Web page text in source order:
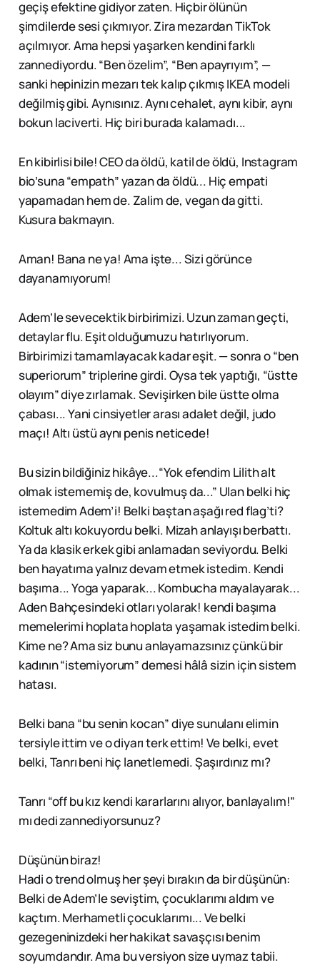
geçiş efektine gidiyor zaten. Hiçbir ölünün
şimdilerde sesi çıkmıyor. Zira mezardan TikTok
açılmıyor. Ama hepsi yaşarken kendini farklı
zannediyordu. “Ben özelim”, “Ben apayrıyım”, —
sanki hepinizin mezarı tek kalıp çıkmış IKEA modeli
değilmiş gibi. Aynısınız. Aynı cehalet, aynı kibir, aynı
bokun laciverti. Hiç biri burada kalamadı...
En kibirlisi bile! CEO da öldü, katil de öldü, Instagram
bio’suna “empath” yazan da öldü... Hiç empati
yapamadan hem de. Zalim de, vegan da gitti.
Kusura bakmayın.
Aman! Bana ne ya! Ama işte... Sizi görünce
dayanamıyorum!
Adem’le sevecektik birbirimizi. Uzun zaman geçti,
detaylar flu. Eşit olduğumuzu hatırlıyorum.
Birbirimizi tamamlayacak kadar eşit. — sonra o “ben
superiorum” triplerine girdi. Oysa tek yaptığı, “üstte
olayım” diye zırlamak. Sevişirken bile üstte olma
çabası... Yani cinsiyetler arası adalet değil, judo
maçı! Altı üstü aynı penis neticede!
Bu sizin bildiğiniz hikâye...“Yok efendim Lilith alt
olmak istememiş de, kovulmuş da...” Ulan belki hiç
istemedim Adem’i! Belki baştan aşağı red flag’ti?
Koltuk altı kokuyordu belki. Mizah anlayışı berbattı.
Ya da klasik erkek gibi anlamadan seviyordu. Belki
ben hayatıma yalnız devam etmek istedim. Kendi
başıma... Yoga yaparak... Kombucha mayalayarak...
Aden Bahçesindeki otları yolarak! kendi başıma
memelerimi hoplata hoplata yaşamak istedim belki.
Kime ne? Ama siz bunu anlayamazsınız çünkü bir
kadının “istemiyorum” demesi hâlâ sizin için sistem
hatası.
Belki bana “bu senin kocan” diye sunulanı elimin
tersiyle ittim ve o diyarı terk ettim! Ve belki, evet
belki, Tanrı beni hiç lanetlemedi. Şaşırdınız mı?
Tanrı “off bu kız kendi kararlarını alıyor, banlayalım!”
mı dedi zannediyorsunuz?
Düşünün biraz!
Hadi o trend olmuş her şeyi bırakın da bir düşünün:
Belki de Adem’le seviştim, çocuklarımı aldım ve
kaçtım. Merhametli çocuklarımı... Ve belki
gezegeninizdeki her hakikat savaşçısı benim
soyumdandır. Ama bu versiyon size uymaz tabii.